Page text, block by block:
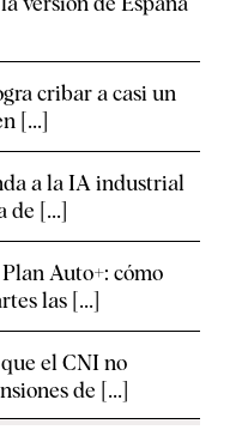
cribar a casi un
[...]
a la IA industrial
de [...]
Auto+: cómo
las [...]
el CNI no
de [...]